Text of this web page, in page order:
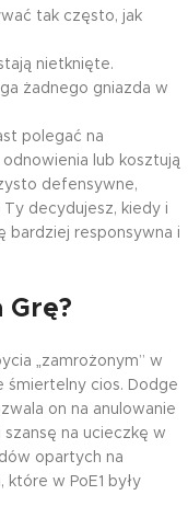
tak często, jak
nietknięte.
żadnego gniazda w
polegać na
lub kosztują
defensywne,
decydujesz, kiedy i
bardziej responsywna i
Grę?
„zamrożonym” w
śmiertelny cios. Dodge
on na anulowanie
na ucieczkę w
opartych na
w PoE1 były